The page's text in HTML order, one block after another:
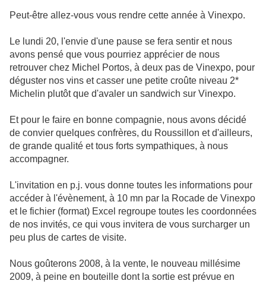
Peut-être allez-vous vous rendre cette année à Vinexpo.
Le lundi 20, l'envie d'une pause se fera sentir et nous
avons pensé que vous pourriez apprécier de nous
retrouver chez Michel Portos, à deux pas de Vinexpo, pour
déguster nos vins et casser une petite croûte niveau 2*
Michelin plutôt que d'avaler un sandwich sur Vinexpo.
Et pour le faire en bonne compagnie, nous avons décidé
de convier quelques confrères, du Roussillon et d'ailleurs,
de grande qualité et tous forts sympathiques, à nous
accompagner.
L'invitation en p.j. vous donne toutes les informations pour
accéder à l'évènement, à 10 mn par la Rocade de Vinexpo
et le fichier (format) Excel regroupe toutes les coordonnées
de nos invités, ce qui vous invitera de vous surcharger un
peu plus de cartes de visite.
Nous goûterons 2008, à la vente, le nouveau millésime
2009, à peine en bouteille dont la sortie est prévue en